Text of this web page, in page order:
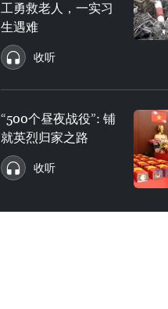
工勇救老人，一实习
生遇难
收听
“500个昼夜战役”: 铺
就英烈归家之路
收听